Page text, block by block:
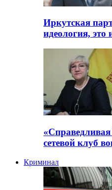
Иркутская
идеология, это
сетевой клуб
Криминал